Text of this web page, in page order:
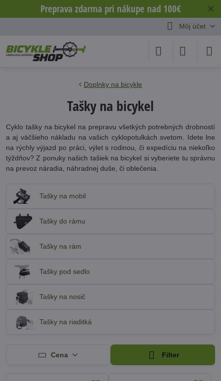
✕
Preprava zdarma pri nákupe nad 100€
Môj účet
Doplnky na bicykle
Tašky na bicykel
Cyklo tašky na bicykel na prepravu všetkých potrebných drobností
a aj väčšieho nákladu na vašich cyklopotulkách svetom. Idete lne
na rýchly výjazd po práci, výlet s rodinou, či expedíciu na niekoľko
týždňov? Z ponuky našich tašiek na bicykel si vyberiete tu správnu
na prevoz náradia, náhradnej duše, či oblečenia.
Tašky na mobil
Tašky do rámu
Tašky na rám
Tašky pod sedlo
Tašky na nosič
Tašky na riaditká
Cena Filter